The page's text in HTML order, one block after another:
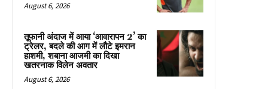
August 6, 2026
तूफानी अंदाज में आया ‘आवारापन 2’ का
ट्रेलर, बदले की आग में लौटे इमरान
हाशमी, शबाना आजमी का दिखा
खतरनाक विलेन अवतार
August 6, 2026